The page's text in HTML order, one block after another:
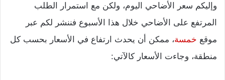
وإليكم سعر الأضاحي اليوم، ولكن مع استمرار الطلب
المرتفع على الأضاحي خلال هذا الأسبوع فننشر لكم عبر
موقع خمسة، ممكن أن يحدث ارتفاع في الأسعار بحسب كل
منطقة، وجاءت الأسعار كالآتي: